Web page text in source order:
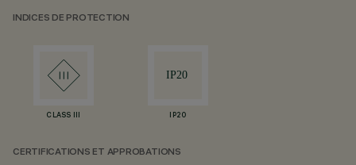
INDICES DE PROTECTION
CLASS III IP20
CERTIFICATIONS ET APPROBATIONS